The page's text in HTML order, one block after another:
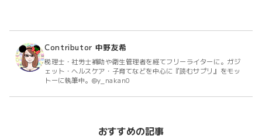
Contributor 中野友希
税理士・社労士補助や衛生管理者を経てフリーライターに。ガジ
ェット・ヘルスケア・子育てなどを中心に『読むサプリ』をモッ
トーに執筆中。@y_nakan0
おすすめの記事